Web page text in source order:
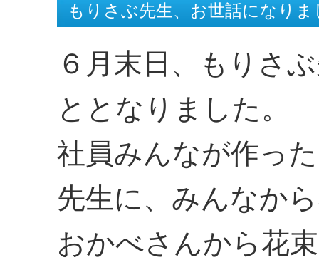
もりさぶ先生、お世話になりま
６月末日、もりさ
ととなりました。
社員みんなが作っ
先生に、みんなか
おかべさんから花